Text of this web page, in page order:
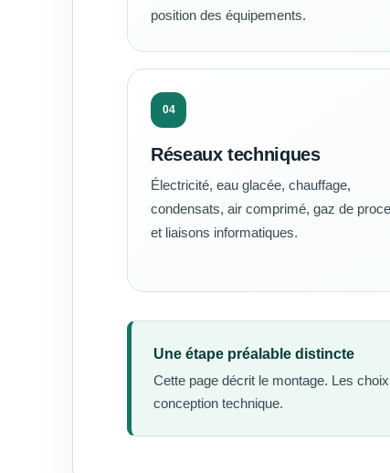
position des équipements.
04
Réseaux techniques
Électricité, eau glacée, chauffage,
condensats, air comprimé, gaz de
et liaisons informatiques.
Une étape préalable distincte
Cette page décrit le montage. Les
conception technique.